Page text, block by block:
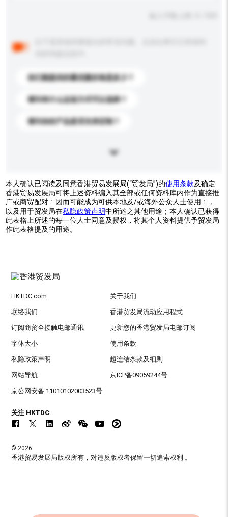
你们能提供的最优惠价格是多少？
请问有什么运送方式可以选择？
请问你的产品是否支持定制？
本人确认已阅读及同意香港贸易发展局(“贸发局”)的使用条款及确定
香港贸易发展局可将上述资料编入其全部或任何资料库内作为直接推
广或商贸配对﹝因而可能成为可供本地及/或海外公众人士使用﹞，
以及用于贸发局在私隐政策声明中所述之其他用途；本人确认已获得
此表格上所述的每一位人士同意及授权，将其个人资料提供予贸发局
作此表格提及的用途。
HKTDC.com 关于我们
联络我们 香港贸发局流动应用程式
订阅商贸全接触电邮通讯 更新您的香港贸发局电邮订阅
字体大小 使用条款
私隐政策声明 超连结条款及细则
网站导航 京ICP备09059244号
京公网安备 11010102003523号
关注 HKTDC
© 2026
香港贸易发展局版权所有，对违反版权者保留一切追索权利 。